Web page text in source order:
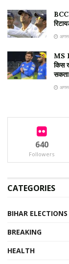
MS
किस
640
Followers
CATEGORIES
BIHAR
BREAKING
HEALTH